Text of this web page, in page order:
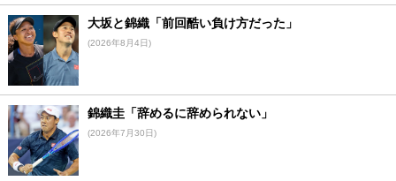
大坂と錦織「前回酷い負け方だった」
(2026年8月4日)
錦織圭「辞めるに辞められない」
(2026年7月30日)